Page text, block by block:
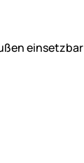
einsetzbar